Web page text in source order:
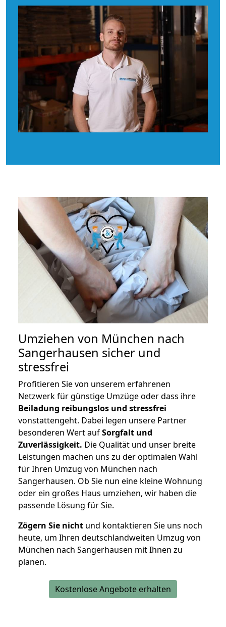
Umziehen von München nach
Sangerhausen sicher und
stressfrei
Profitieren Sie von unserem erfahrenen
Netzwerk für günstige Umzüge oder dass ihre
Beiladung reibungslos und stressfrei
vonstattengeht. Dabei legen unsere Partner
besonderen Wert aufSorgfalt und
Zuverlässigkeit. Die Qualität und unser breite
Leistungen machen uns zu der optimalen Wahl
für Ihren Umzug von München nach
Sangerhausen. Ob Sie nun eine kleine Wohnung
oder ein großes Haus umziehen, wir haben die
passende Lösung für Sie.
Zögern Sie nicht und kontaktieren Sie uns noch
heute, um Ihren deutschlandweiten Umzug von
München nach Sangerhausen mit Ihnen zu
planen.
Kostenlose Angebote erhalten